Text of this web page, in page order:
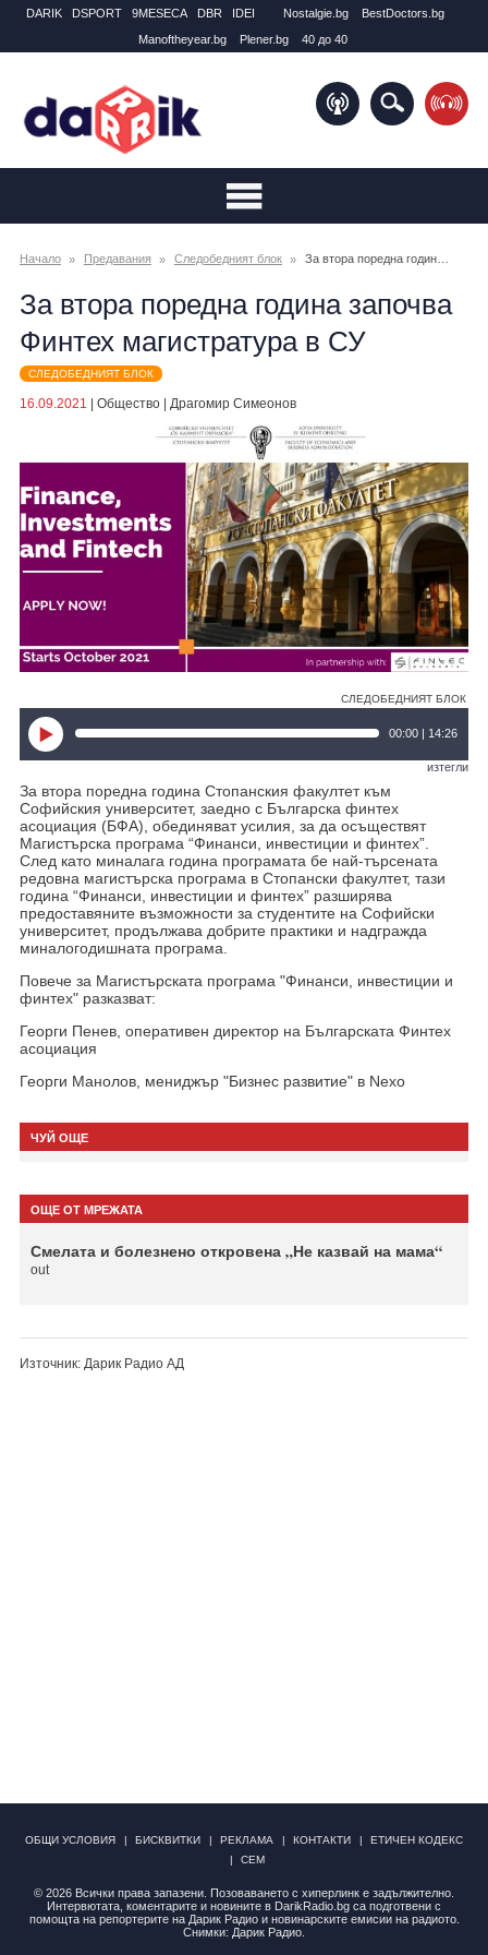
DARIK DSPORT 9MESECA DBR IDEI Nostalgie.bg
BestDoctors.bg
Manоftheyear.bg
Plener.bg 40 до 40
За втора поредна година започва
Финтех магистратура в СУ
Начало Предавания Следобедният блок За втора поредна година започва Финтех магистратура в СУ
СЛЕДОБЕДНИЯТ БЛОК
16.09.2021 | Общество| Драгомир Симеонов
СЛЕДОБЕДНИЯТ БЛОК
00:00 | 14:26
изтегли
За втора поредна година Стопанския факултет към
Софийския университет, заедно с Българска финтех
асоциация (БФА), обединяват усилия, за да осъществят
Магистърска програма “Финанси, инвестиции и финтех”.
След като миналага година програмата бе най-търсената
редовна магистърска програма в Стопански факултет, тази
година “Финанси, инвестиции и финтех” разширява
предоставяните възможности за студентите на Софийски
университет, продължава добрите практики и надгражда
миналогодишната програма.
Повече за Магистърската програма "Финанси, инвестиции и
финтех" разказват:
Георги Пенев, оперативен директор на Българската Финтех
асоциация
Георги Манолов, мениджър "Бизнес развитие" в Nexo
ЧУЙ ОЩЕ
ОЩЕ ОТ МРЕЖАТА
Смелата и болезнено откровена „Не казвай на мама“
out
Източник: Дарик Радио АД
ОБЩИ УСЛОВИЯ БИСКВИТКИ РЕКЛАМА КОНТАКТИ
ЕТИЧЕН КОДЕКС
СЕМ
© 2026 Всички права запазени. Позоваването с хиперлинк е задължително.
Интервютата, коментарите и новините в DarikRadio.bg са подготвени с
помощта на репортерите на Дарик Радио и новинарските емисии на радиото.
Снимки: Дарик Радио.